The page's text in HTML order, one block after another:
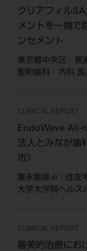
クリアフィル
メントを一塊で
ンセメント
東京都中央区 医
聖和歯科・内科
CLINICAL REPORT
EndoWave All-
法人とみなが歯
市）
富永敏彦※ / 住友
大学大学院ヘルス
CLINICAL REPORT
審美的治療にお